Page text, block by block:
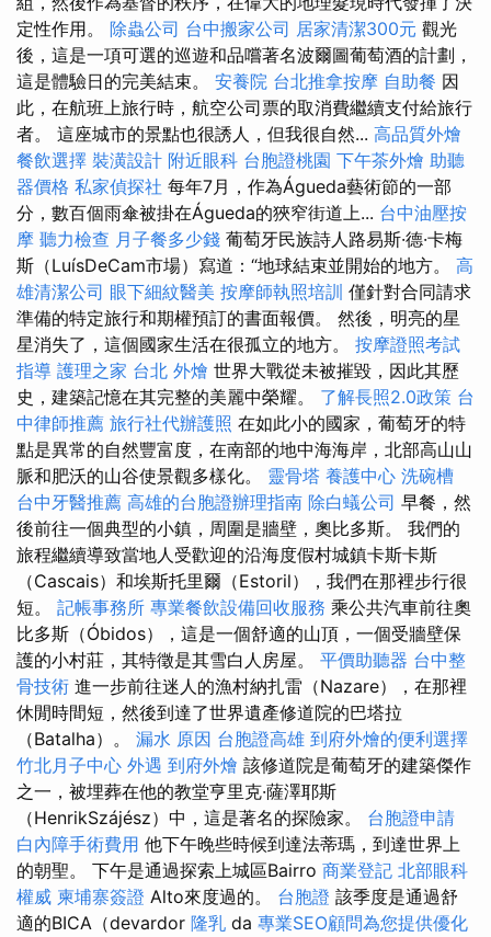
定性作用。 除蟲公司 台中搬家公司 居家清潔300元 觀光
後，這是一項可選的巡遊和品嚐著名波爾圖葡萄酒的計劃，
這是體驗日的完美結束。 安養院 台北推拿按摩 自助餐 因
此，在航班上旅行時，航空公司票的取消費繼續支付給旅行
者。 這座城市的景點也很誘人，但我很自然... 高品質外燴
餐飲選擇 裝潢設計 附近眼科 台胞證桃園 下午茶外燴 助聽
器價格 私家偵探社 每年7月，作為Águeda藝術節的一部
分，數百個雨傘被掛在Águeda的狹窄街道上... 台中油壓按
摩 聽力檢查 月子餐多少錢 葡萄牙民族詩人路易斯·德·卡梅
斯（LuísDeCam市場）寫道：“地球結束並開始的地方。 高
雄清潔公司 眼下細紋醫美 按摩師執照培訓 僅針對合同請求
準備的特定旅行和期權預訂的書面報價。 然後，明亮的星
星消失了，這個國家生活在很孤立的地方。 按摩證照考試
指導 護理之家 台北 外燴 世界大戰從未被摧毀，因此其歷
史，建築記憶在其完整的美麗中榮耀。 了解長照2.0政策 台
中律師推薦 旅行社代辦護照 在如此小的國家，葡萄牙的特
點是異常的自然豐富度，在南部的地中海海岸，北部高山山
脈和肥沃的山谷使景觀多樣化。 靈骨塔 養護中心 洗碗槽
台中牙醫推薦 高雄的台胞證辦理指南 除白蟻公司 早餐，然
後前往一個典型的小鎮，周圍是牆壁，奧比多斯。 我們的
旅程繼續導致當地人受歡迎的沿海度假村城鎮卡斯卡斯
（Cascais）和埃斯托里爾（Estoril），我們在那裡步行很
短。 記帳事務所 專業餐飲設備回收服務 乘公共汽車前往奧
比多斯（Óbidos），這是一個舒適的山頂，一個受牆壁保
護的小村莊，其特徵是其雪白人房屋。 平價助聽器 台中整
骨技術 進一步前往迷人的漁村納扎雷（Nazare），在那裡
休閒時間短，然後到達了世界遺產修道院的巴塔拉
（Batalha）。 漏水 原因 台胞證高雄 到府外燴的便利選擇
竹北月子中心 外遇 到府外燴 該修道院是葡萄牙的建築傑作
之一，被埋葬在他的教堂亨里克·薩澤耶斯
（HenrikSzájész）中，這是著名的探險家。 台胞證申請
白內障手術費用 他下午晚些時候到達法蒂瑪，到達世界上
的朝聖。 下午是通過探索上城區Bairro 商業登記 北部眼科
權威 柬埔寨簽證 Alto來度過的。 台胞證 該季度是通過舒
適的BICA（devardor 隆乳 da 專業SEO顧問為您提供優化